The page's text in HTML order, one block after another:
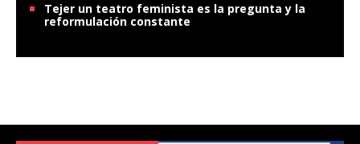
Tejer un teatro feminista es la pregunta y la
reformulación constante